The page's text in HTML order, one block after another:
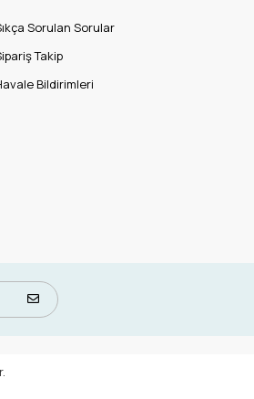
Sorulan Sorular
Takip
Bildirimleri